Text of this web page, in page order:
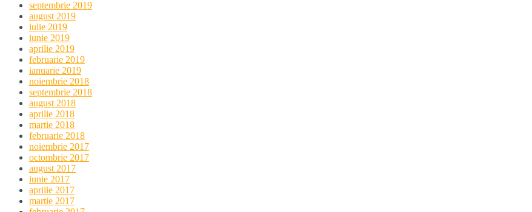
septembrie 2019
august 2019
iulie 2019
iunie 2019
aprilie 2019
februarie 2019
ianuarie 2019
noiembrie 2018
septembrie 2018
august 2018
aprilie 2018
martie 2018
februarie 2018
noiembrie 2017
octombrie 2017
august 2017
iunie 2017
aprilie 2017
martie 2017